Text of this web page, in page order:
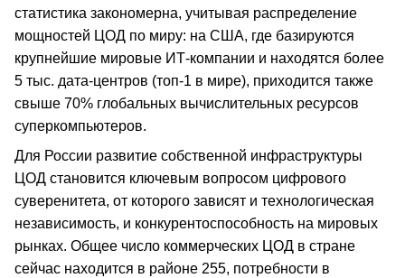
статистика закономерна, учитывая распределение
мощностей ЦОД по миру: на США, где базируются
крупнейшие мировые ИТ-компании и находятся более
5 тыс. дата-центров (топ-1 в мире), приходится также
свыше 70% глобальных вычислительных ресурсов
суперкомпьютеров.
Для России развитие собственной инфраструктуры
ЦОД становится ключевым вопросом цифрового
суверенитета, от которого зависят и технологическая
независимость, и конкурентоспособность на мировых
рынках. Общее число коммерческих ЦОД в стране
сейчас находится в районе 255, потребности в